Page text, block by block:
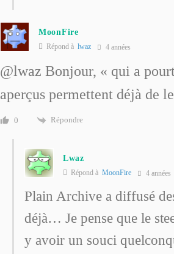
MoonFire
Répond à lwaz 4 années
@lwaz Bonjour, « qui a
aperçus permettent déjà de
0 Répondre
Lwaz
Répond à MoonFire 4 années
Plain Archive a diffusé
déjà… Je pense que le
y avoir un souci